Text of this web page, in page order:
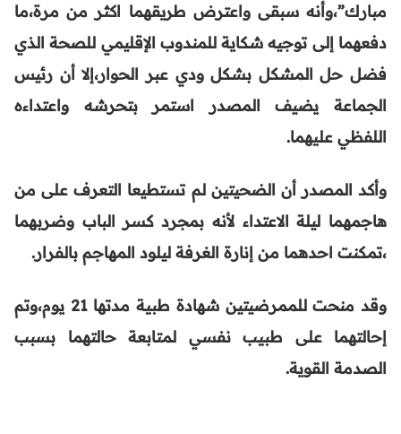
مبارك”،وأنه سبقى واعترض طريقهما اكثر من مرة،ما
دفعهما إلى توجيه شكاية للمندوب الإقليمي للصحة الذي
فضل حل المشكل بشكل ودي عبر الحوار،إلا أن رئيس
الجماعة يضيف المصدر استمر بتحرشه واعتداءه
اللفظي عليهما.
وأكد المصدر أن الضحيتين لم تستطيعا التعرف على من
هاجمهما ليلة الاعتداء لأنه بمجرد كسر الباب وضربهما
،تمكنت احدهما من إنارة الغرفة ليلود المهاجم بالفرار.
وقد منحت للممرضيتين شهادة طبية مدتها 21 يوم،وتم
إحالتهما على طبيب نفسي لمتابعة حالتهما بسبب
الصدمة القوية.